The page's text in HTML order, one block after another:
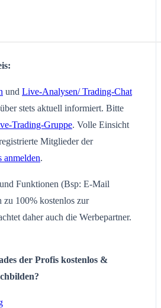
und Live-Analysen/ Trading-Chat
stets aktuell informiert. Bitte
Trading-Gruppe. Volle Einsicht
Mitglieder der
anmelden.
Funktionen (Bsp: E-Mail
zu 100% kostenlos zur
daher auch die Werbepartner.
der Profis kostenlos &